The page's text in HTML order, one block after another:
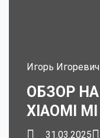
Игорь Игоревич
ОБЗОР
XIAOMI
31.03.2025